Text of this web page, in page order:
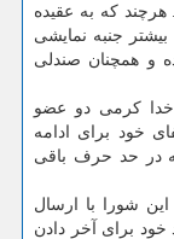
هرچند که به عقیده
جنبه نمایشی
و همچنان صندلی
ناهید خدا کرمی دو عضو
خود برای ادامه
در حد حرف باقی
دیگر این شورا با ارسال
برای آخر دادن